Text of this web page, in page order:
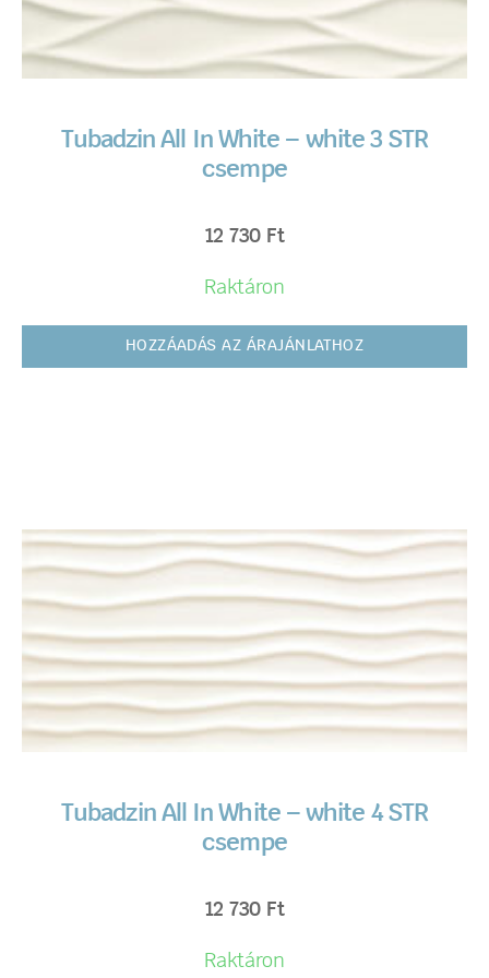
Tubadzin All In White – white 3 STR
csempe
12 730 Ft
Raktáron
HOZZÁADÁS AZ ÁRAJÁNLATHOZ
Tubadzin All In White – white 4 STR
csempe
12 730 Ft
Raktáron